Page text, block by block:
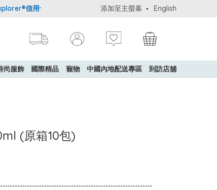
信用卡會員購物禮遇：高達5%簽賬回贈！ 購買一般貨品(冷凍食
添加至主螢幕 English
尚服飾 國際精品 寵物 中國內地配送專區 到訪店舖
(原箱10包)